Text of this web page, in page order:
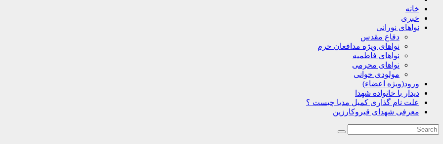
خانه
خبری
نواهای نورانی
دفاع مقدس
نواهای ویژه مدافعان حرم
نواهای فاطمیه
نواهای محرمی
مولودی خوانی
ورود(ویژه اعضاء)
دیدار با خانواده شهدا
علت نام گذاری کمیل مدیا چیست ؟
معرفی شهدای قیروکارزین